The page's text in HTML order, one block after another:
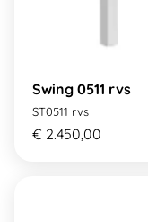
Swing 0511 rvs
ST0511 rvs
€ 2.450,00